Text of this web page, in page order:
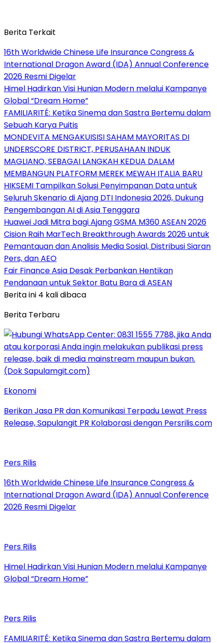
Berita Terkait
16th Worldwide Chinese Life Insurance Congress &
International Dragon Award (IDA) Annual Conference
2026 Resmi Digelar
Himel Hadirkan Visi Hunian Modern melalui Kampanye
Global “Dream Home”
FAMILIARITÉ: Ketika Sinema dan Sastra Bertemu dalam
Sebuah Karya Puitis
MONDEVITA MENGAKUISISI SAHAM MAYORITAS DI
UNDERSCORE DISTRICT, PERUSAHAAN INDUK
MAGLIANO, SEBAGAI LANGKAH KEDUA DALAM
MEMBANGUN PLATFORM MEREK MEWAH ITALIA BARU
HIKSEMI Tampilkan Solusi Penyimpanan Data untuk
Seluruh Skenario di Ajang DTI Indonesia 2026, Dukung
Pengembangan AI di Asia Tenggara
Huawei Jadi Mitra bagi Ajang GSMA M360 ASEAN 2026
Cision Raih MarTech Breakthrough Awards 2026 untuk
Pemantauan dan Analisis Media Sosial, Distribusi Siaran
Pers, dan AEO
Fair Finance Asia Desak Perbankan Hentikan
Pendanaan untuk Sektor Batu Bara di ASEAN
Berita ini 4 kali dibaca
Berita Terbaru
Ekonomi
Berikan Jasa PR dan Komunikasi Terpadu Lewat Press
Release, Sapulangit PR Kolaborasi dengan Persrilis.com
Pers Rilis
16th Worldwide Chinese Life Insurance Congress &
International Dragon Award (IDA) Annual Conference
2026 Resmi Digelar
Pers Rilis
Himel Hadirkan Visi Hunian Modern melalui Kampanye
Global “Dream Home”
Pers Rilis
FAMILIARITÉ: Ketika Sinema dan Sastra Bertemu dalam